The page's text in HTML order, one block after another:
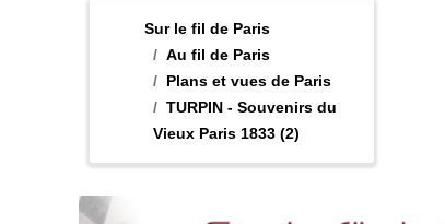
Sur le fil de Paris
Au fil de Paris
Plans et vues de Paris
TURPIN - Souvenirs du
Vieux Paris 1833 (2)